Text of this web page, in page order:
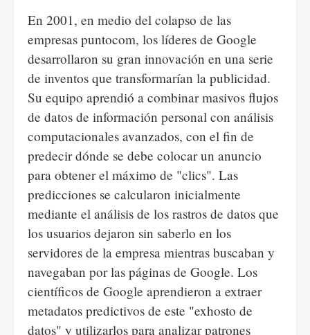
En 2001, en medio del colapso de las
empresas puntocom, los líderes de Google
desarrollaron su gran innovación en una serie
de inventos que transformarían la publicidad.
Su equipo aprendió a combinar masivos flujos
de datos de información personal con análisis
computacionales avanzados, con el fin de
predecir dónde se debe colocar un anuncio
para obtener el máximo de "clics". Las
predicciones se calcularon inicialmente
mediante el análisis de los rastros de datos que
los usuarios dejaron sin saberlo en los
servidores de la empresa mientras buscaban y
navegaban por las páginas de Google. Los
científicos de Google aprendieron a extraer
metadatos predictivos de este "exhosto de
datos" y utilizarlos para analizar patrones